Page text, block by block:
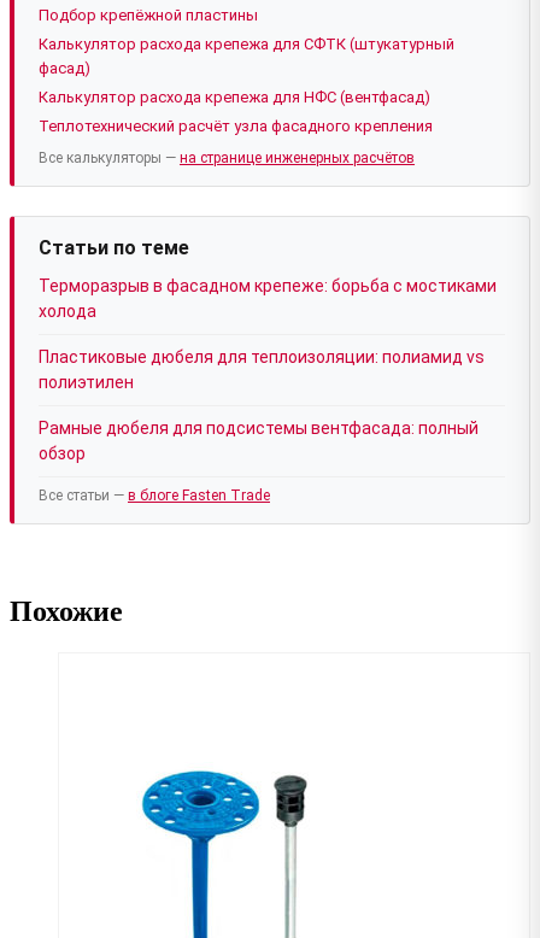
Подбор крепёжной пластины
Калькулятор расхода крепежа для СФТК (штукатурный
фасад)
Калькулятор расхода крепежа для НФС (вентфасад)
Теплотехнический расчёт узла фасадного крепления
Все калькуляторы — на странице инженерных расчётов
Статьи по теме
Терморазрыв в фасадном крепеже: борьба с мостиками
холода
Пластиковые дюбеля для теплоизоляции: полиамид vs
полиэтилен
Рамные дюбеля для подсистемы вентфасада: полный
обзор
Все статьи — в блоге Fasten Trade
Похожие